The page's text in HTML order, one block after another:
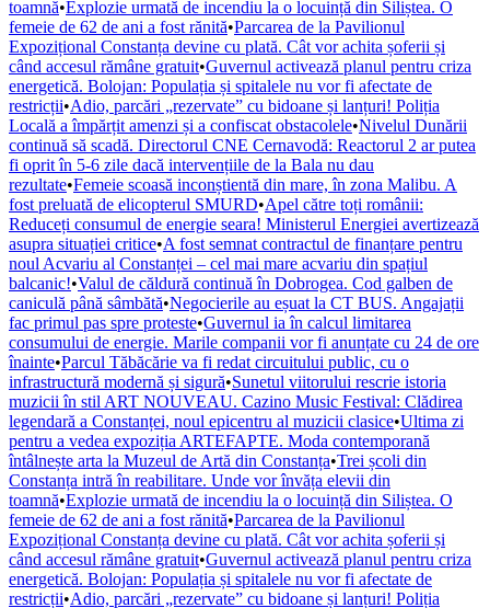
toamnă•Explozie urmată de incendiu la o locuință din Siliștea. O
femeie de 62 de ani a fost rănită•Parcarea de la Pavilionul
Expozițional Constanța devine cu plată. Cât vor achita șoferii și
când accesul rămâne gratuit•Guvernul activează planul pentru criza
energetică. Bolojan: Populația și spitalele nu vor fi afectate de
restricții•Adio, parcări „rezervate” cu bidoane și lanțuri! Poliția
Locală a împărțit amenzi și a confiscat obstacolele•Nivelul Dunării
continuă să scadă. Directorul CNE Cernavodă: Reactorul 2 ar putea
fi oprit în 5-6 zile dacă intervențiile de la Bala nu dau
rezultate•Femeie scoasă inconștientă din mare, în zona Malibu. A
fost preluată de elicopterul SMURD•Apel către toți românii:
Reduceți consumul de energie seara! Ministerul Energiei avertizează
asupra situației critice•A fost semnat contractul de finanțare pentru
noul Acvariu al Constanței – cel mai mare acvariu din spațiul
balcanic!•Valul de căldură continuă în Dobrogea. Cod galben de
caniculă până sâmbătă•Negocierile au eșuat la CT BUS. Angajații
fac primul pas spre proteste•Guvernul ia în calcul limitarea
consumului de energie. Marile companii vor fi anunțate cu 24 de ore
înainte•Parcul Tăbăcărie va fi redat circuitului public, cu o
infrastructură modernă și sigură•Sunetul viitorului rescrie istoria
muzicii în stil ART NOUVEAU. Cazino Music Festival: Clădirea
legendară a Constanței, noul epicentru al muzicii clasice•Ultima zi
pentru a vedea expoziția ARTEFAPTE. Moda contemporană
întâlnește arta la Muzeul de Artă din Constanța•Trei școli din
Constanța intră în reabilitare. Unde vor învăța elevii din
toamnă•Explozie urmată de incendiu la o locuință din Siliștea. O
femeie de 62 de ani a fost rănită•Parcarea de la Pavilionul
Expozițional Constanța devine cu plată. Cât vor achita șoferii și
când accesul rămâne gratuit•Guvernul activează planul pentru criza
energetică. Bolojan: Populația și spitalele nu vor fi afectate de
restricții•Adio, parcări „rezervate” cu bidoane și lanțuri! Poliția